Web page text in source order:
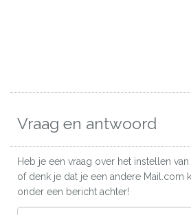
Vraag en antwoord
Heb je een vraag over het instellen
of denk je dat je een andere Mail.com
onder een bericht achter!